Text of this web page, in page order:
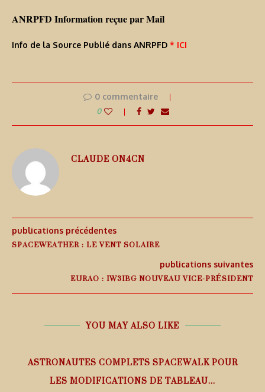
ANRPFD Information reçue par Mail
Info de la Source Publié dans ANRPFD * ICI
0 commentaire
0
CLAUDE ON4CN
publications précédentes
SPACEWEATHER : LE VENT SOLAIRE
publications suivantes
EURAO : IW3IBG NOUVEAU VICE-PRÉSIDENT
YOU MAY ALSO LIKE
ASTRONAUTES COMPLETS SPACEWALK POUR
LES MODIFICATIONS DE TABLEAU...